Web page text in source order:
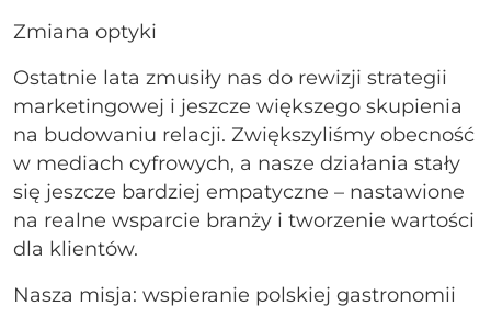
Zmiana optyki
Ostatnie lata zmusiły nas do rewizji strategii
marketingowej i jeszcze większego skupienia
na budowaniu relacji. Zwiększyliśmy obecność
w mediach cyfrowych, a nasze działania stały
się jeszcze bardziej empatyczne – nastawione
na realne wsparcie branży i tworzenie wartości
dla klientów.
Nasza misja: wspieranie polskiej gastronomii